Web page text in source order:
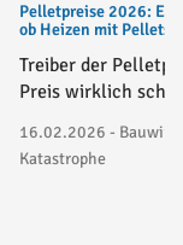
Pelletpreise 2026:
ob Heizen mit Pellets
Treiber der
Preis wirklich
16.02.2026 -
Katastrophe